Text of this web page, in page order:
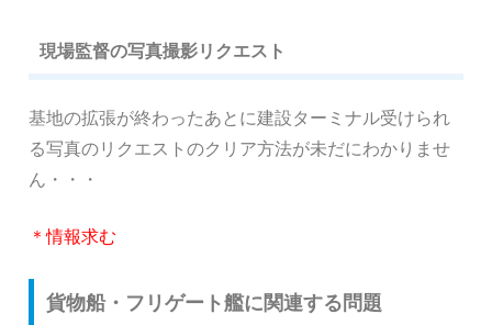
現場監督の写真撮影リクエスト
基地の拡張が終わったあとに建設ターミナル受けられ
る写真のリクエストのクリア方法が未だにわかりませ
ん・・・
＊情報求む
貨物船・フリゲート艦に関連する問題